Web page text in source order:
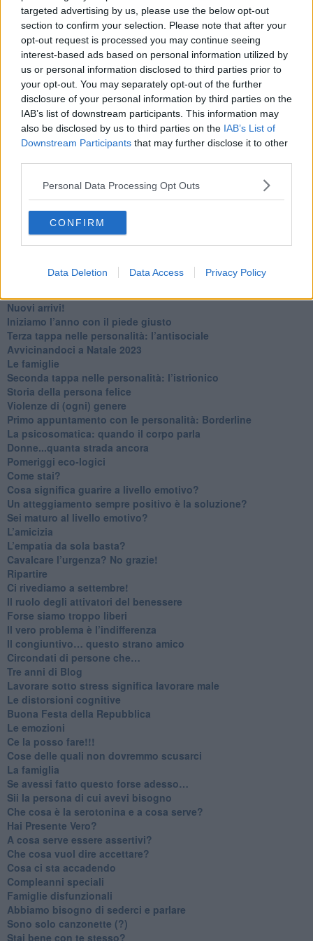
targeted advertising by us, please use the below opt-out
section to confirm your selection. Please note that after your
opt-out request is processed you may continue seeing
interest-based ads based on personal information utilized by
us or personal information disclosed to third parties prior to
your opt-out. You may separately opt-out of the further
disclosure of your personal information by third parties on the
IAB’s list of downstream participants. This information may
also be disclosed by us to third parties on the IAB’s List of
Downstream Participants that may further disclose it to other
Personal Data Processing Opt Outs
CONFIRM
Data Deletion Data Access Privacy Policy
​4 anni di Blog
Quando il silenzio è aggressivo
​Il passato, questo conosciuto!
​Clima ballerino e sbalzi d’umore
La maternità
​L’uomo o l’orso?
Non hanno un amico a teatro​
​Tutta una questione di rispetto
​Cose che ci esauriscono
​Vespa che passione!
​Lasciate ai vostri figli il diritto di piangere
​Parole d’amore regalate al vento
​Essere genitori di un adolescente
​Giornata del Fiocchetto Lilla
​Venerdì emozionalmente sostenibile
Ma ti ascolti?
Non dare niente per scontato
Che cos’è la dipendenza affettiva?
​Nuovi arrivi!
​Iniziamo l’anno con il piede giusto
​Terza tappa nelle personalità: l’antisociale
​Avvicinandoci a Natale 2023
Le famiglie
Seconda tappa nelle personalità: l’istrionico
​Storia della persona felice
Violenze di (ogni) genere
​Primo appuntamento con le personalità: Borderline
La psicosomatica: quando il corpo parla
Donne...quanta strada ancora
​Pomeriggi eco-logici
​Come stai?
Cosa significa guarire a livello emotivo?
​Un atteggiamento sempre positivo è la soluzione?
​Sei maturo al livello emotivo?
​L’amicizia
​L’empatia da sola basta?
​Cavalcare l’urgenza? No grazie!
Ripartire
​Ci rivediamo a settembre!
​Il ruolo degli attivatori del benessere
​Forse siamo troppo liberi
​Il vero problema è l’indifferenza
​Il congiuntivo… questo strano amico
​Circondati di persone che…
​Tre anni di Blog
​Lavorare sotto stress significa lavorare male
​Le distorsioni cognitive
​Buona Festa della Repubblica
Le emozioni
​Ce la posso fare!!!
​Cose delle quali non dovremmo scusarci
​La famiglia
​Se avessi fatto questo forse adesso…
​Sii la persona di cui avevi bisogno
Che cosa è la serotonina e a cosa serve?
​Hai Presente Vero?
A cosa serve essere assertivi?
​Che cosa vuol dire accettare?
​Cosa ci sta accadendo
​Compleanni speciali
​Famiglie disfunzionali
​Abbiamo bisogno di sederci e parlare
Sono solo canzonette (?)
​Stai bene con te stesso?